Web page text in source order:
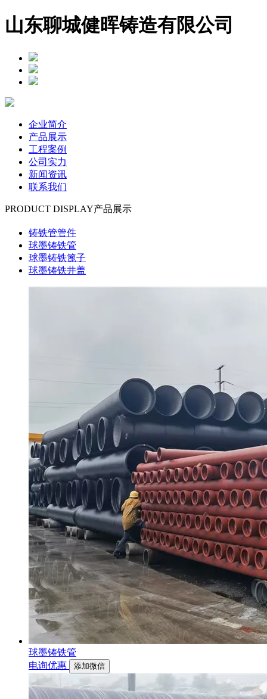
山东聊城健晖铸造有限公司
企业简介
产品展示
工程案例
公司实力
新闻资讯
联系我们
PRODUCT DISPLAY产品展示
铸铁管管件
球墨铸铁管
球墨铸铁篦子
球墨铸铁井盖
球墨铸铁管
电询优惠
添加微信